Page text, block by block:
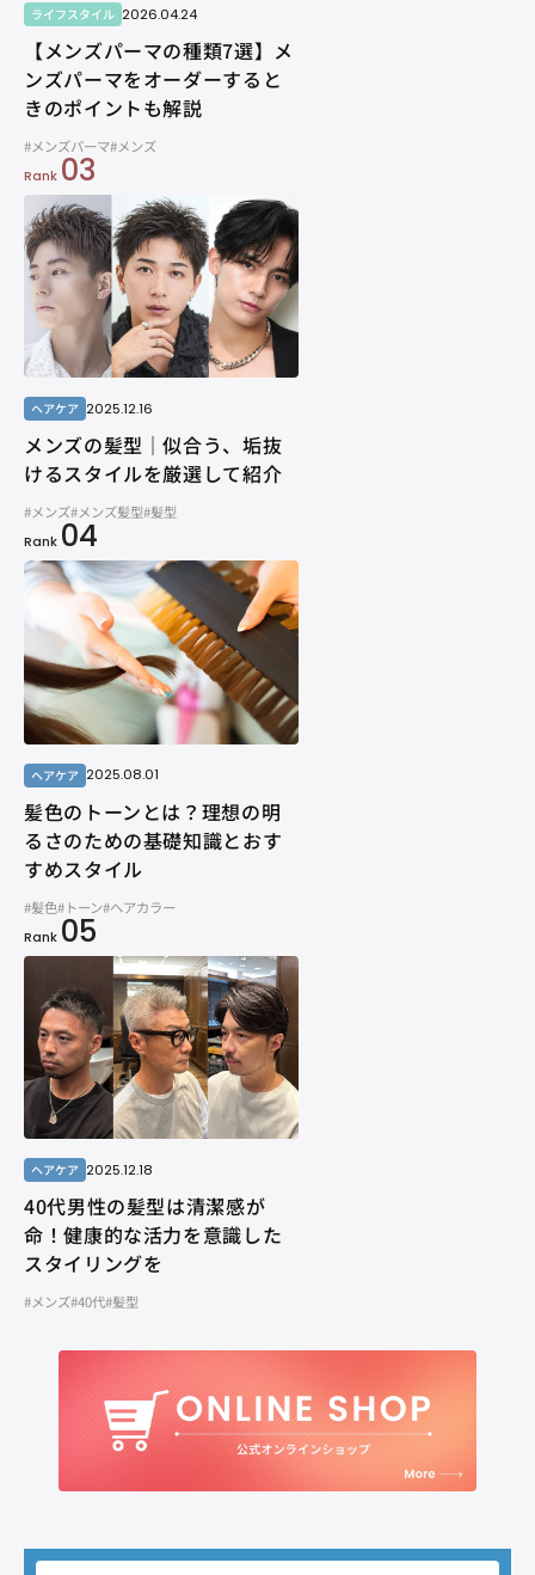
ライフスタイル 2026.04.24
【メンズパーマの種類7選】メ
ンズパーマをオーダーすると
きのポイントも解説
#メンズパーマ#メンズ
Rank 03
ヘアケア 2025.12.16
メンズの髪型｜似合う、垢抜
けるスタイルを厳選して紹介
#メンズ#メンズ髪型#髪型
Rank 04
ヘアケア 2025.08.01
髪色のトーンとは？理想の明
るさのための基礎知識とおす
すめスタイル
#髪色#トーン#ヘアカラー
Rank 05
ヘアケア 2025.12.18
40代男性の髪型は清潔感が
命！健康的な活力を意識した
スタイリングを
#メンズ#40代#髪型